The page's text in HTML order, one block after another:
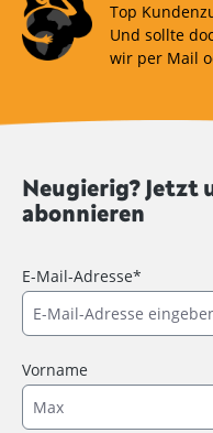
Top
Und sollte
wir per Mail
Neugierig? Jetzt
abonnieren
E-Mail-Adresse*
Vorname